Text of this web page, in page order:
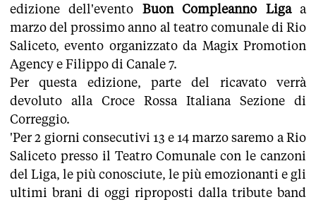
edizione dell'evento Buon Compleanno Ligaa
marzo del prossimo anno al teatro comunale di Rio
Saliceto, evento organizzato da Magix Promotion
Agency e Filippo di Canale 7.
Per questa edizione, parte del ricavato verrà
devoluto alla Croce Rossa Italiana Sezione di
Correggio.
'Per 2 giorni consecutivi 13 e 14 marzo saremo a Rio
Saliceto presso il Teatro Comunale con le canzoni
del Liga, le più conosciute, le più emozionanti e gli
ultimi brani di oggi riproposti dalla tribute band